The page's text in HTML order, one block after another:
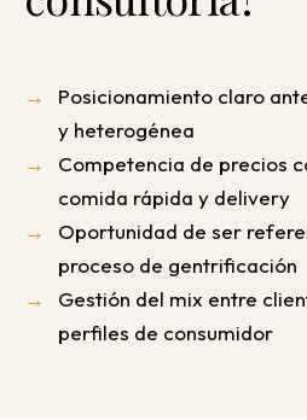
Posicionamiento claro
y heterogénea
Competencia de precios
comida rápida y delivery
Oportunidad de ser
proceso de gentrificación
Gestión del mix entre
perfiles de consumidor